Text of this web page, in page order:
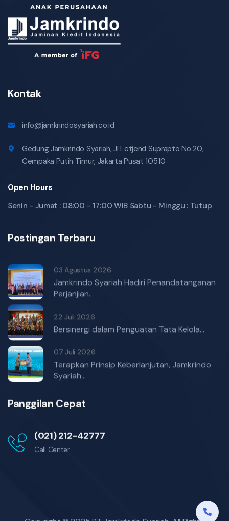
Kontak
info@jamkrindosyariah.co.id
Gedung Jamkrindo Syariah, Jl Letjend Suprapto No 20,
Cempaka Putih Timur, Jakarta Pusat 10510
Open Hours
Senin - Jumat : 08:00 - 17:00 WIB Sabtu - Minggu : Tutup
Postingan Terbaru
03 Agustus 2026
Jamkrindo Syariah Hadiri Penandatanganan
Perjanjian...
22 Juli 2026
Bersinergi dalam Penguatan Tata Kelola...
07 Juli 2026
Terapkan Prinsip Keberlanjutan, Jamkrindo
Syariah...
Panggilan Cepat
(021) 212-42777
Call Center